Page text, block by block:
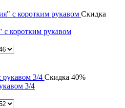
Скидка
с коротким рукавом
Скидка 40%
3/4